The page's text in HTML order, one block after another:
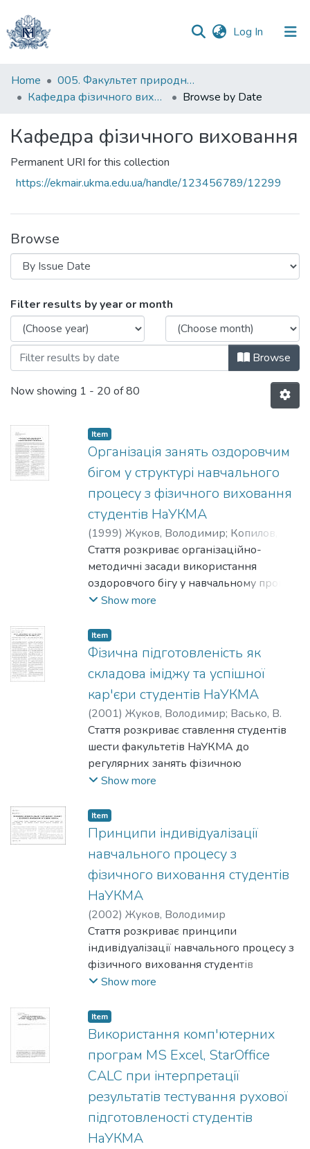
Log In (current)
Communities
&
All of DSpace
Home
005. Факультет природничих наук
Кафедра фізичного виховання
Browse by Date
Кафедра фізичного виховання
Permanent URI for this collection
https://ekmair.ukma.edu.ua/handle/123456789/12299
Browse
Browsing Кафедра фізичного
Filter results by year or month
Browse
Now showing 1 - 20 of 80
Item
Організація занять оздоровчим
бігом у структурі навчального
процесу з фізичного виховання
студентів НаУКМА
(1999) Жуков, Володимир; Копилов,
Олександр;Макареня, В.
Стаття розкриває організаційно-
методичні засади використання
оздоровчого бігу у навчальному процесі
з фізичного виховання студентів
оздоровчого бігу обумовлює
покращання стану здоров ’я студентів і
може слугувати дієвим засобом
підвищення ефективності практичних
занять.
Show more
Item
Фізична підготовленість як
складова іміджу та успішної
кар'єри студентів НаУКМА
(2001) Жуков, Володимир; Васько, В.
Стаття розкриває ставлення студентів
шести факультетів НаУКМА до
регулярних занять фізичною
культурою та спортом і в цілому до
важливих складових іміджу, що
сприяють отриманню престижної
кар'єру
Show more
Item
Принципи індивідуалізації
навчального процесу з
фізичного виховання студентів
НаУКМА
(2002) Жуков, Володимир
Стаття розкриває принципи
індивідуалізації навчального процесу з
фізичного виховання студентів
НаУКМА на основі визначення
характеристик особистості студента.
Show more
Item
Використання комп'ютерних
програм MS Excel, StarOffice
CALC при інтерпретації
результатів тестування рухової
підготовленості студентів
НаУКМА